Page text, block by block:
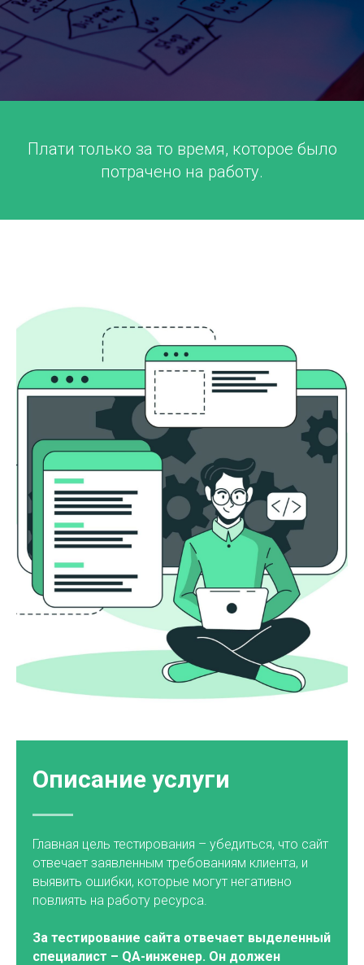
Плати только за то время, которое было
потрачено на работу.
Описание услуги
Главная цель тестирования – убедиться, что сайт
отвечает заявленным требованиям клиента, и
выявить ошибки, которые могут негативно
повлиять на работу ресурса.
За тестирование сайта отвечает выделенный
специалист – QA-инженер. Он должен